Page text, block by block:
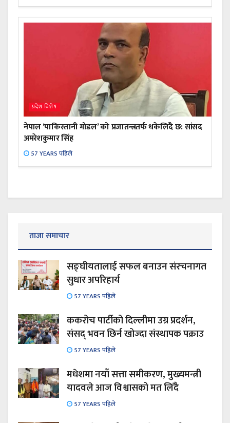
प्रदेश विशेष
नेपाल ‘पाकिस्तानी मोडल’ को प्रजातन्त्रतर्फ धकेलिँदै छ: सांसद
अमरेशकुमार सिंह
57 YEARS पहिले
ताजा समाचार
सङ्घीयतालाई सफल बनाउन संरचनागत
सुधार अपरिहार्य
57 YEARS पहिले
ककरोच पार्टीको दिल्लीमा उग्र प्रदर्शन,
संसद् भवन छिर्न खोज्दा संस्थापक पक्राउ
57 YEARS पहिले
मधेशमा नयाँ सत्ता समीकरण, मुख्यमन्त्री
यादवले आज विश्वासको मत लिँदै
57 YEARS पहिले